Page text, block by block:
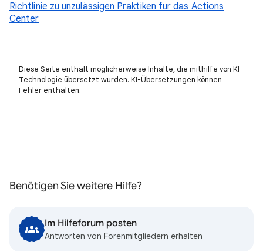
Richtlinie zu unzulässigen Praktiken für das Actions
Center
Diese Seite enthält möglicherweise Inhalte, die mithilfe von KI-
Technologie übersetzt wurden. KI-Übersetzungen können
Fehler enthalten.
Benötigen Sie weitere Hilfe?
Im Hilfeforum posten
Antworten von Forenmitgliedern erhalten